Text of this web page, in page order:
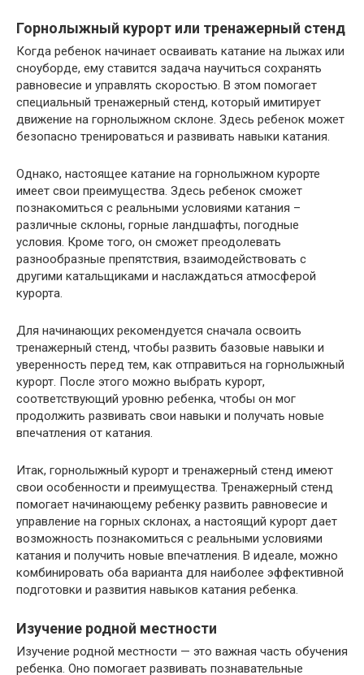
Горнолыжный курорт или тренажерный стенд
Когда ребенок начинает осваивать катание на лыжах или
сноуборде, ему ставится задача научиться сохранять
равновесие и управлять скоростью. В этом помогает
специальный тренажерный стенд, который имитирует
движение на горнолыжном склоне. Здесь ребенок может
безопасно тренироваться и развивать навыки катания.
Однако, настоящее катание на горнолыжном курорте
имеет свои преимущества. Здесь ребенок сможет
познакомиться с реальными условиями катания –
различные склоны, горные ландшафты, погодные
условия. Кроме того, он сможет преодолевать
разнообразные препятствия, взаимодействовать с
другими катальщиками и наслаждаться атмосферой
курорта.
Для начинающих рекомендуется сначала освоить
тренажерный стенд, чтобы развить базовые навыки и
уверенность перед тем, как отправиться на горнолыжный
курорт. После этого можно выбрать курорт,
соответствующий уровню ребенка, чтобы он мог
продолжить развивать свои навыки и получать новые
впечатления от катания.
Итак, горнолыжный курорт и тренажерный стенд имеют
свои особенности и преимущества. Тренажерный стенд
помогает начинающему ребенку развить равновесие и
управление на горных склонах, а настоящий курорт дает
возможность познакомиться с реальными условиями
катания и получить новые впечатления. В идеале, можно
комбинировать оба варианта для наиболее эффективной
подготовки и развития навыков катания ребенка.
Изучение родной местности
Изучение родной местности — это важная часть обучения
ребенка. Оно помогает развивать познавательные